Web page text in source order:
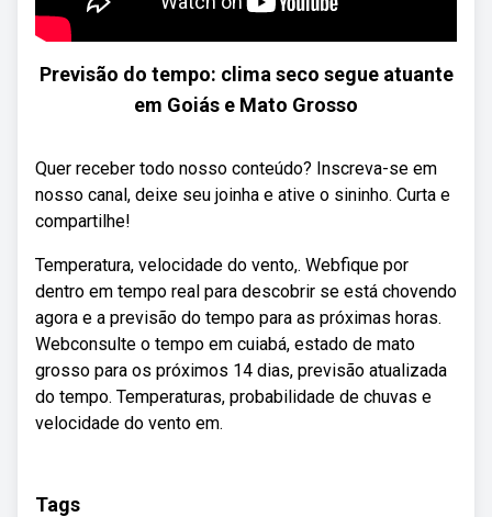
Previsão do tempo: clima seco segue atuante
em Goiás e Mato Grosso
Quer receber todo nosso conteúdo? Inscreva-se em
nosso canal, deixe seu joinha e ative o sininho. Curta e
compartilhe!
Temperatura, velocidade do vento,. Webfique por
dentro em tempo real para descobrir se está chovendo
agora e a previsão do tempo para as próximas horas.
Webconsulte o tempo em cuiabá, estado de mato
grosso para os próximos 14 dias, previsão atualizada
do tempo. Temperaturas, probabilidade de chuvas e
velocidade do vento em.
Tags